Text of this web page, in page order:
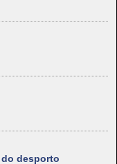
do desporto